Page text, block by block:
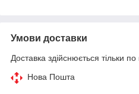
Умови доставки
Доставка здійснюється тільки по
Нова Пошта